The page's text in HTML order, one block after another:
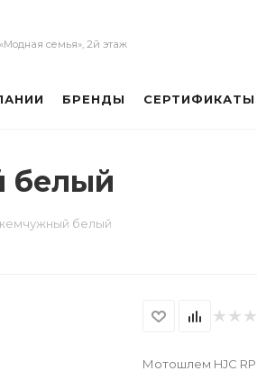
семья», 2й этаж
БРЕНДЫ СЕРТИФИКАТЫ
белый
белый
Мотошлем HJC